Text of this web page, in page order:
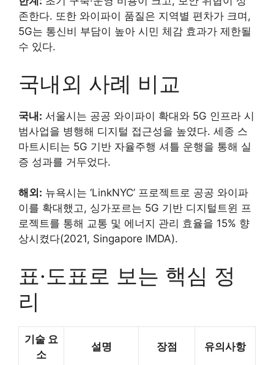
존한다. 또한 와이파이 품질은 지역별 편차가 크며,
5G는 통신비 부담이 높아 시민 체감 효과가 제한될
수 있다.
국내외 사례 비교
국내: 서울시는 공공 와이파이 확대와 5G 인프라 시
범사업을 병행해 디지털 접근성을 높였다. 세종 스
마트시티는 5G 기반 자율주행 셔틀 운행을 통해 실
증 성과를 거두었다.
해외: 뉴욕시는 ‘LinkNYC’ 프로젝트로 공공 와이파
이를 확대했고, 싱가포르는 5G 기반 디지털트윈 프
로젝트를 통해 교통 및 에너지 관리 효율을 15% 향
상시켰다(2021, Singapore IMDA).
표·도표로 보는 핵심 정
리
기술 요
소
설명 장점 유의사항